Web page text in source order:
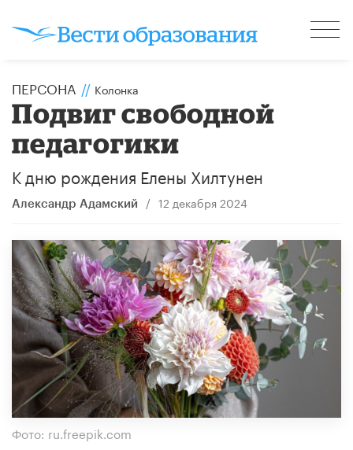
ПЕРСОНА // Колонка
​Подвиг свободной
педагогики
К дню рождения Елены Хилтунен
Александр Адамский / 12 декабря 2024
Фото: ru.freepik.com